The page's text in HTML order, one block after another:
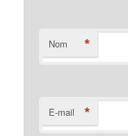
Nom *
E-mail *